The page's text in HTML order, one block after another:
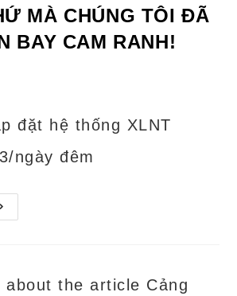
MÀ CHÚNG TÔI ĐÃ
BAY CAM RANH!
đặt hệ thống XLNT
ngày đêm